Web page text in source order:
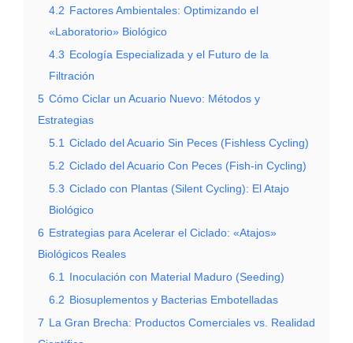
4.2 Factores Ambientales: Optimizando el
«Laboratorio» Biológico
4.3 Ecología Especializada y el Futuro de la
Filtración
5 Cómo Ciclar un Acuario Nuevo: Métodos y
Estrategias
5.1 Ciclado del Acuario Sin Peces (Fishless Cycling)
5.2 Ciclado del Acuario Con Peces (Fish-in Cycling)
5.3 Ciclado con Plantas (Silent Cycling): El Atajo
Biológico
6 Estrategias para Acelerar el Ciclado: «Atajos»
Biológicos Reales
6.1
Inoculación con Material Maduro (Seeding)
6.2 Biosuplementos y Bacterias Embotelladas
7 La Gran Brecha: Productos Comerciales vs. Realidad